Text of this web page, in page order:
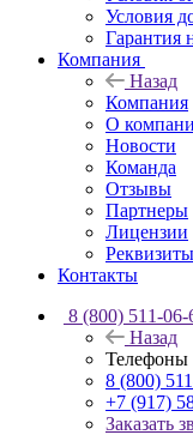
Условия
Гарантия
Компания
Назад
Компания
О
Новости
Команда
Отзывы
Партнеры
Лицензии
Реквизиты
Контакты
8 (800) 511-06-
Назад
Телефоны
8 (800)
+7 (917)
Заказать